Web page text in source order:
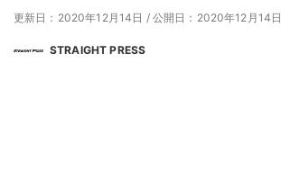
更新日：2020年12月14日 / 公開日：2020年12月14日
STRAIGHT PRESS